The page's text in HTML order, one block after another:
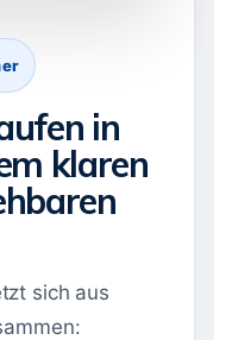
in
klaren
sich aus